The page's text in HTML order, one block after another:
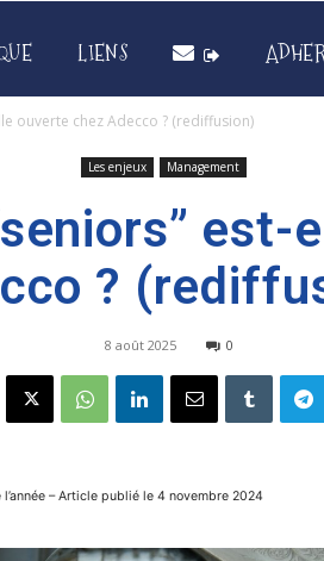
LIENS
ouverte chez Adecco ? (rediffusion)
Les enjeux Management
?
8 août 2025 0
– Article publié le 4 novembre 2024